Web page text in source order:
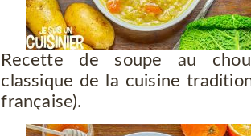
Recette de soupe au
classique de la cuisine
française).